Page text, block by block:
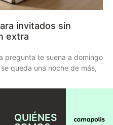
invitados sin
extra
pregunta te suena a domingo
queda una noche de más,
QUIÉNES